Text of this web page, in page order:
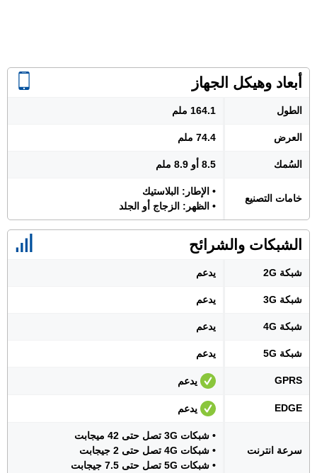
أبعاد وهيكل الجهاز
الطول 164.1 ملم
العرض 74.4 ملم
السُمك 8.5 أو 8.9 ملم
خامات التصنيع
• الإطار: البلاستيك
• الظهر: الزجاج أو الجلد
الشبكات والشرائح
شبكة 2G يدعم
شبكة 3G يدعم
شبكة 4G يدعم
شبكة 5G يدعم
GPRS يدعم
EDGE يدعم
سرعة انترنت
• شبكات 3G تصل حتى 42 ميجابت
• شبكات 4G تصل حتى 2 جيجابت
• شبكات 5G تصل حتى 7.5 جيجابت